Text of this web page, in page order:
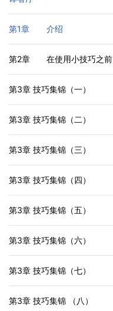
第1章	介绍
第2章	在使用小技巧之前
第3章 技巧集锦（一）
第3章 技巧集锦（二）
第3章 技巧集锦（三）
第3章 技巧集锦（四）
第3章 技巧集锦（五）
第3章 技巧集锦（六）
第3章 技巧集锦（七）
第3章 技巧集锦 （八）